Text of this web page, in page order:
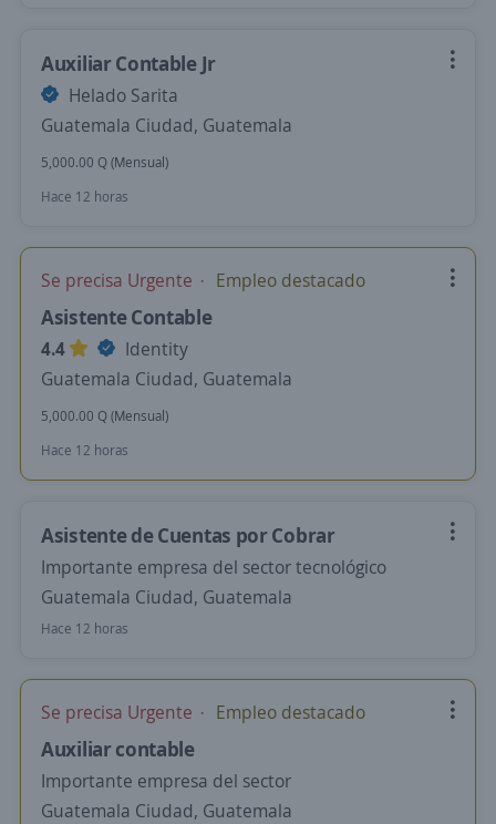
Auxiliar Contable Jr
Helado Sarita
Guatemala Ciudad, Guatemala
5,000.00 Q (Mensual)
Hace 12 horas
Se precisa Urgente Empleo destacado
Asistente Contable
4.4
Identity
Guatemala Ciudad, Guatemala
5,000.00 Q (Mensual)
Hace 12 horas
Asistente de Cuentas por Cobrar
Importante empresa del sector tecnológico
Guatemala Ciudad, Guatemala
Hace 12 horas
Se precisa Urgente Empleo destacado
Auxiliar contable
Importante empresa del sector
Guatemala Ciudad, Guatemala